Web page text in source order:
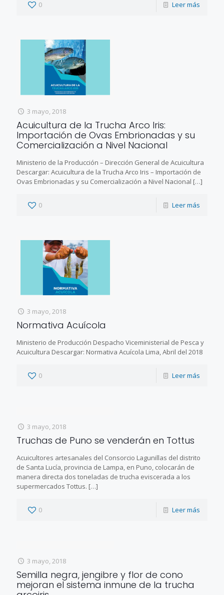
0 Leer más
3 mayo, 2018
Acuicultura de la Trucha Arco Iris:
Importación de Ovas Embrionadas y su
Comercialización a Nivel Nacional
Ministerio de la Producción – Dirección General de Acuicultura
Descargar: Acuicultura de la Trucha Arco Iris – Importación de
Ovas Embrionadas y su Comercialización a Nivel Nacional […]
0 Leer más
3 mayo, 2018
Normativa Acuícola
Ministerio de Producción Despacho Viceministerial de Pesca y
Acuicultura Descargar: Normativa Acuícola Lima, Abril del 2018
0 Leer más
3 mayo, 2018
Truchas de Puno se venderán en Tottus
Acuicultores artesanales del Consorcio Lagunillas del distrito
de Santa Lucía, provincia de Lampa, en Puno, colocarán de
manera directa dos toneladas de trucha eviscerada a los
supermercados Tottus. […]
0 Leer más
3 mayo, 2018
Semilla negra, jengibre y flor de cono
mejoran el sistema inmune de la trucha